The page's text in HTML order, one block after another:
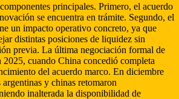
principales. Primero, el acuerdo
se encuentra en trámite. Segundo, el
un impacto operativo concreto, ya que
distintas posiciones de liquidez sin
previa. La última negociación formal de
2025, cuando China concedió completa
del acuerdo marco. En diciembre
argentinas y chinas retomaron
inalterada la disponibilidad de